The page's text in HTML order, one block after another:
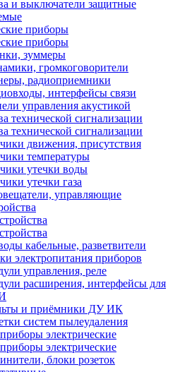
и выключатели защитные
приборы
приборы
зуммеры
громкоговорители
радиоприемники
интерфейсы связи
управления акустикой
технической сигнализации
технической сигнализации
движения, присутствия
температуры
утечки воды
утечки газа
управляющие
кабельные, разветвители
электропитания приборов
управления, реле
расширения, интерфейсы для
и приёмники ДУ ИК
систем пылеудаления
электрические
электрические
блоки розеток